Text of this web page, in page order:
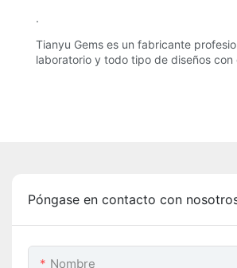
.
Tianyu Gems es un fabricante
laboratorio y todo tipo de diseños
Póngase en contacto con
Nombre